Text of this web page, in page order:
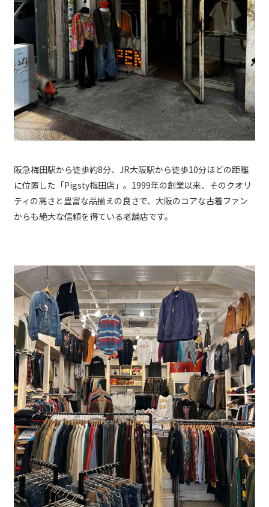
阪急梅田駅から徒歩約8分、JR大阪駅から徒歩10分ほどの距離
に位置した「Pigsty梅田店」。1999年の創業以来、そのクオリ
ティの高さと豊富な品揃えの良さで、大阪のコアな古着ファン
からも絶大な信頼を得ている老舗店です。